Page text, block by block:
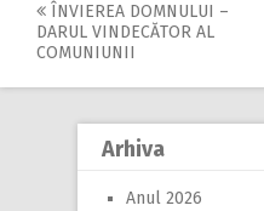
Post
navigation
ÎNVIEREA DOMNULUI –
DARUL VINDECĂTOR AL
COMUNIUNII
Arhiva
Anul 2026